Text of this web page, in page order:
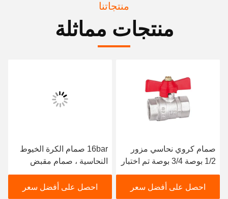
منتجاتنا
منتجات مماثلة
صمام كروي نحاسي مزور
1/2 بوصة 3/4 بوصة تم اختبار
تسربه بنسبة 100٪
احصل على أفضل سعر
16bar صمام الكرة الخيوط
النحاسية ، صمام مقبض
فراشة مزورة
احصل على أفضل سعر